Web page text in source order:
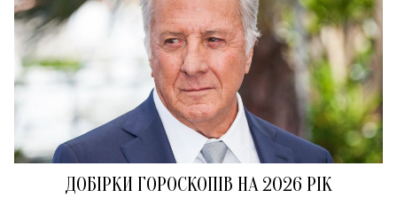
ДОБІРКИ ГОРОСКОПІВ НА 2026 РІК